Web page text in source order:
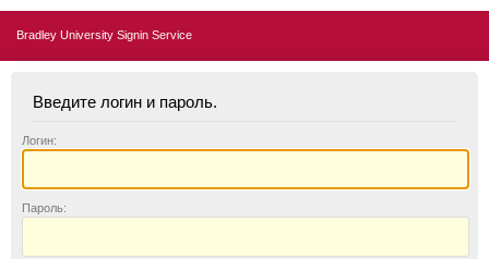
Bradley University Signin Service
Введите логин и пароль.
Логин:
Пароль: